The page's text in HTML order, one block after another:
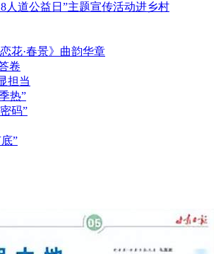
道公益日”主题宣传活动进乡村
花·春景》曲韵华章
卷
担当
热”
码”
”